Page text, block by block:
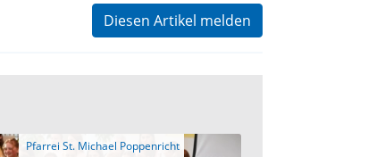
Diesen Artikel melden
Pfarrei St. Michael Poppenricht